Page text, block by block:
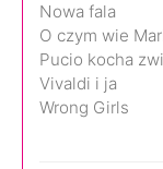
Nowa fala
O czym wie
Pucio kocha
Vivaldi i ja
Wrong Girls